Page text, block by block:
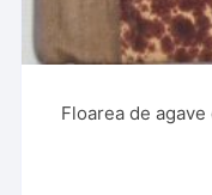
Floarea de